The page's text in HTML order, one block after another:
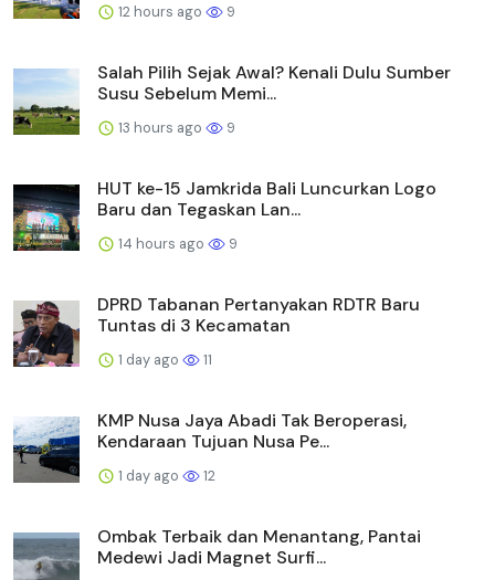
12 hours ago 9
Salah Pilih Sejak Awal? Kenali Dulu Sumber
Susu Sebelum Memi...
13 hours ago 9
HUT ke-15 Jamkrida Bali Luncurkan Logo
Baru dan Tegaskan Lan...
14 hours ago 9
DPRD Tabanan Pertanyakan RDTR Baru
Tuntas di 3 Kecamatan
1 day ago 11
KMP Nusa Jaya Abadi Tak Beroperasi,
Kendaraan Tujuan Nusa Pe...
1 day ago 12
Ombak Terbaik dan Menantang, Pantai
Medewi Jadi Magnet Surfi...